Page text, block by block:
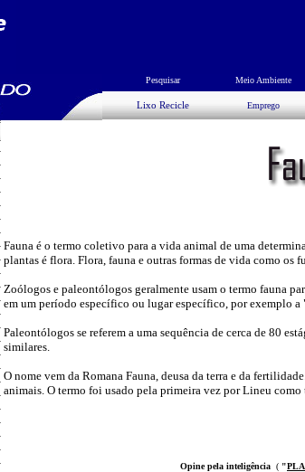
Pesquisar Meio Ambiente
Lixo Recicle Emprego
Fauna é o termo coletivo para a vida animal de uma
plantas é flora. Flora, fauna e outras formas de vida como os
Zoólogos e paleontólogos geralmente usam o termo fauna
em um período específico ou lugar específico, por exemplo a
Paleontólogos se referem a uma sequência de cerca de 80
similares.
O nome vem da Romana Fauna, deusa da terra e da
animais. O termo foi usado pela primeira vez por Lineu
Opine pela inteligência ( "